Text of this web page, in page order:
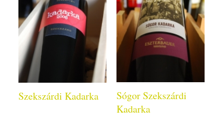
Szekszárdi Kadarka
Sógor Szekszárdi
Kadarka